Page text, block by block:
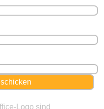
Logo sind